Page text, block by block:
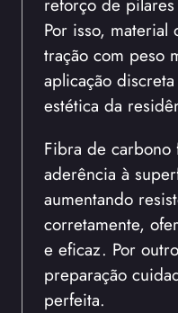
Por isso, material
tração com peso
aplicação
estética da
Fibra de carbono
aderência à
aumentando
corretamente,
e eficaz. Por
preparação
perfeita.